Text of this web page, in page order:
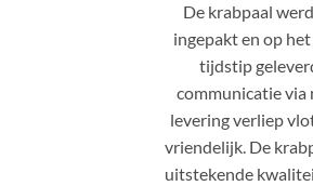
De krabpaal
ingepakt en op
tijdstip
communicatie via
levering verliep
vriendelijk. De
uitstekende